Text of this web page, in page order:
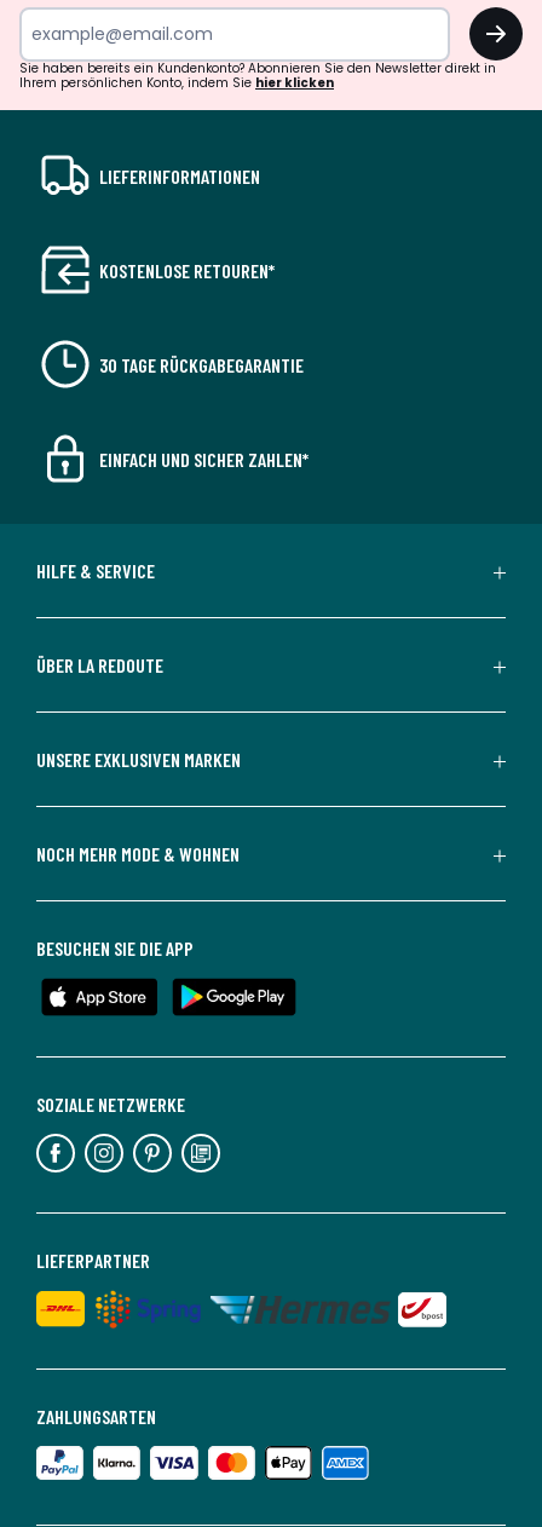
OK
Sie haben bereits ein Kundenkonto? Abonnieren Sie den Newsletter direkt in
Ihrem persönlichen Konto, indem Sie hier klicken
LIEFERINFORMATIONEN
KOSTENLOSE RETOUREN*
30 TAGE RÜCKGABEGARANTIE
EINFACH UND SICHER ZAHLEN*
HILFE & SERVICE
ÜBER LA REDOUTE
UNSERE EXKLUSIVEN MARKEN
NOCH MEHR MODE & WOHNEN
ZAHLUNGSARTEN
LIEFERPARTNER
SOZIALE NETZWERKE
BESUCHEN SIE DIE APP